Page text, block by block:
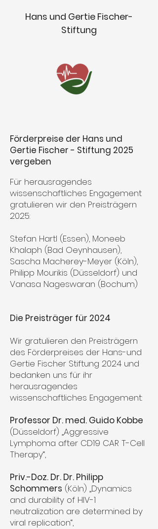
Hans und Gertie Fischer-
Stiftung
Förderpreise der Hans und
Gertie Fischer - Stiftung 2025
vergeben
Für herausragendes
wissenschaftliches Engagement
gratulieren wir den Preisträgern
2025:
Stefan Hartl (Essen), Moneeb
Khalaph (Bad Oeynhausen),
Sascha Macherey-Meyer (Köln),
Philipp Mourikis (Düsseldorf) und
Vanasa Nageswaran (Bochum)
Die Preisträger für 2024
Wir gratulieren den Preisträgern
des Förderpreises der Hans-und
Gertie Fischer Stiftung 2024 und
bedanken uns für ihr
herausragendes
wissenschaftliches Engagement:
Professor Dr. med. Guido Kobbe
(Düsseldorf) „Aggressive
Lymphoma after CD19 CAR T-Cell
Therapy“,
Priv.-Doz. Dr. Dr. Philipp
Schommers (Köln) „Dynamics
and durability of HIV-1
neutralization are determined by
viral replication“,